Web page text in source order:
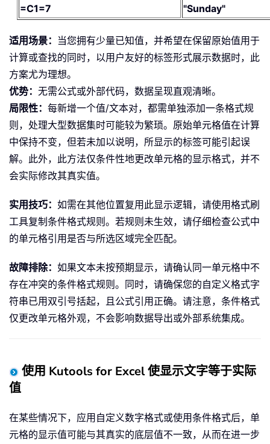
=C1=7
"Sunday"
适用场景： 当您拥有少量已知值，并希望在保留原始值用于
计算或查找的同时，以用户友好的标签形式展示数据时，此
方案尤为理想。
优势： 无需公式或外部代码，数据呈现直观清晰。
局限性： 每新增一个值/文本对，都需单独添加一条格式规
则，处理大型数据集时可能较为繁琐。原始单元格值在计算
中保持不变，但若未加以说明，所显示的标签可能引起误
解。此外，此方法仅条件性地更改单元格的显示格式，并不
会实际修改其真实值。
实用技巧： 如需在其他位置复用此显示逻辑，请使用格式刷
工具复制条件格式规则。若规则未生效，请仔细检查公式中
的单元格引用是否与所选区域完全匹配。
故障排除： 如果文本未按预期显示，请确认同一单元格中不
存在冲突的条件格式规则。同时，请确保您的自定义格式字
符串已用双引号括起，且公式引用正确。请注意，条件格式
仅更改单元格外观，不会影响数据导出或外部系统集成。
使用 Kutools for Excel 使显示文字等于实际
值
在某些情况下，应用自定义数字格式或使用条件格式后，单
元格的显示值可能与其真实的底层值不一致，从而在进一步